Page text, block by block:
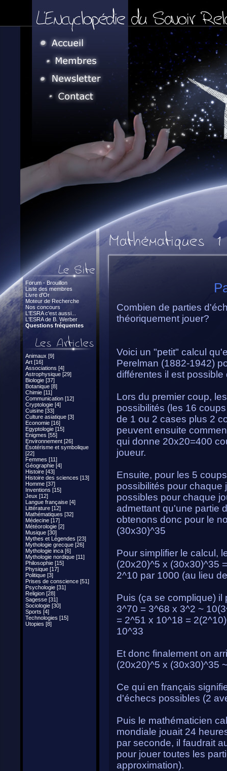
Forum - Brouillon
Liste des membres
Livre d'Or
Moteur de Recherche
Nos concours
L'ESRA c'est aussi...
L'ESRA de B. Werber
Questions fréquentes
Animaux [9]
Art [16]
Associations [4]
Astrophysique [29]
Biologie [37]
Botanique [8]
Chimie [11]
Communication [12]
Cryptologie [4]
Cuisine [33]
Culture asiatique [3]
Economie [16]
Egyptologie [15]
Enigmes [55]
Environnement [26]
Ésotérisme et symbolique
[22]
Femmes [11]
Géographie [4]
Histoire [43]
Histoire des sciences [13]
Homme [37]
Inventions [15]
Jeux [12]
Langue française [4]
Littérature [12]
Mathématiques [32]
Médecine [17]
Météorologie [2]
Musique [30]
Mythes et Légendes [23]
Mythologie grecque [26]
Mythologie inca [6]
Mythologie nordique [11]
Philosophie [15]
Physique [17]
Politique [3]
Prises de conscience [51]
Psychologie [31]
Religion [28]
Sagesse [31]
Sociologie [30]
Sports [4]
Technologies [15]
Utopies [8]
Combien de parties
théoriquement jouer?
Voici un "petit" calcul
Perelman (1882-1942)
différentes il est possible
Lors du premier coup,
possibilités (les 16
de 1 ou 2 cases plus 2
peuvent ensuite
qui donne 20x20=400
joueur.
Ensuite, pour les 5
possibilités pour chaque
possibles pour chaque
admettant qu'une partie
obtenons donc pour le
(30x30)^35
Pour simplifier le calcul,
(20x20)^5 x (30x30)^35
2^10 par 1000 (au lieu
Puis (ça se complique)
3^70 = 3^68 x 3^2 ~
= 2^51 x 10^18 =
10^33
Et donc finalement on
(20x20)^5 x (30x30)^35
Ce qui en français
d'échecs possibles (2
Puis le mathématicien
mondiale jouait 24
par seconde, il faudrait
pour jouer toutes les
approximation).